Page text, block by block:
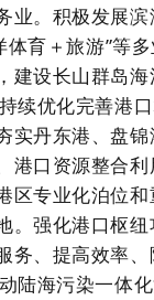
业。积极发展
体育＋旅游”
建设长山群岛
续优化完善港
实丹东港、盘
港口资源整合
区专业化泊位
。强化港口枢
务、提高效率
陆海污染一体